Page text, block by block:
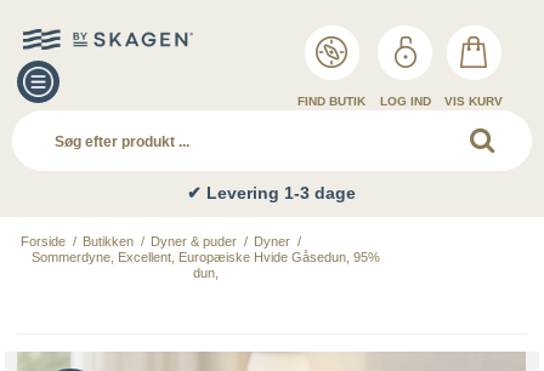
FIND BUTIK LOG IND VIS KURV
✔ Levering 1-3 dage
Forside / Butikken / Dyner & puder / Dyner /
Sommerdyne, Excellent, Europæiske Hvide Gåsedun, 95%
dun,